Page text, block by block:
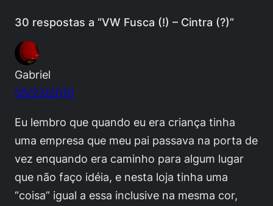
30 respostas a “VW Fusca (!) – Cintra (?)”
Gabriel
05/23/2010
Eu lembro que quando eu era criança tinha
uma empresa que meu pai passava na porta de
vez enquando era caminho para algum lugar
que não faço idéia, e nesta loja tinha uma
“coisa” igual a essa inclusive na mesma cor,